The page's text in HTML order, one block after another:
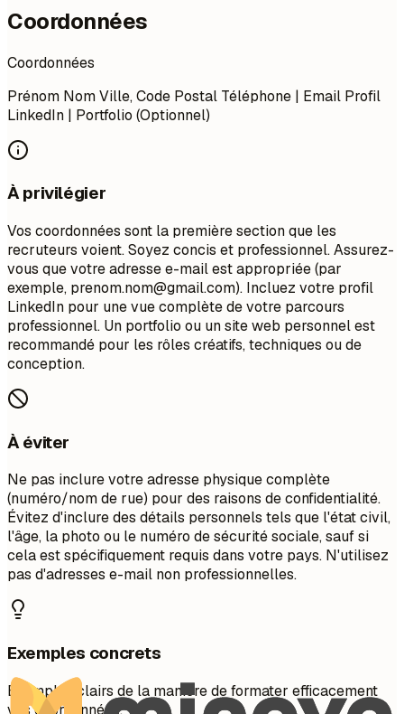
Coordonnées
Coordonnées
Prénom Nom Ville, Code Postal Téléphone | Email Profil
LinkedIn | Portfolio (Optionnel)
À privilégier
Vos coordonnées sont la première section que les
recruteurs voient. Soyez concis et professionnel. Assurez-
vous que votre adresse e-mail est appropriée (par
exemple, prenom.nom@gmail.com). Incluez votre profil
LinkedIn pour une vue complète de votre parcours
professionnel. Un portfolio ou un site web personnel est
recommandé pour les rôles créatifs, techniques ou de
conception.
À éviter
Ne pas inclure votre adresse physique complète
(numéro/nom de rue) pour des raisons de confidentialité.
Évitez d'inclure des détails personnels tels que l'état civil,
l'âge, la photo ou le numéro de sécurité sociale, sauf si
cela est spécifiquement requis dans votre pays. N'utilisez
pas d'adresses e-mail non professionnelles.
Exemples concrets
Exemples clairs de la manière de formater efficacement
vos coordonnées.